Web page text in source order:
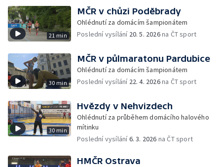
21 min
MČR v chůzi Poděbrady
Ohlédnutí za domácím šampionátem
Poslední vysílání 20. 5. 2026na ČT sport
30 min
MČR v půlmaratonu Pardubice
Ohlédnutí za domácím šampionátem
Poslední vysílání 22. 4. 2026na ČT sport
30 min
Hvězdy v Nehvizdech
Ohlédnutí za průběhem domácího halového
mítinku
Poslední vysílání6. 3. 2026 na ČT sport
HMČR Ostrava